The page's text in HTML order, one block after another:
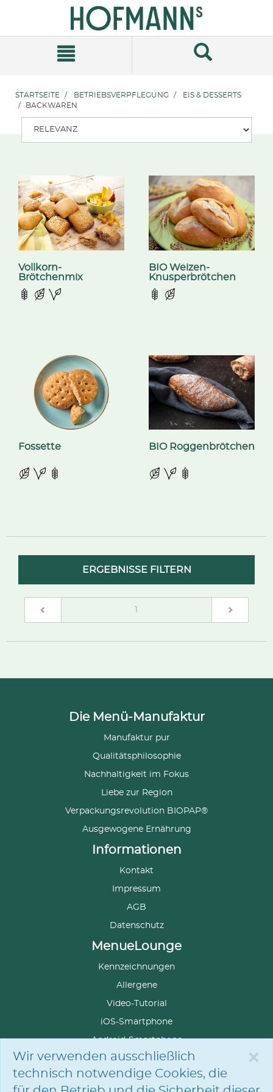
Navigationsmenü
×
Wir verwenden ausschließlich
technisch notwendige Cookies, die
STARTSEITE BETRIEBSVERPFLEGUNG
EIS & DESSERTS
BACKWAREN
Vollkorn-
Brötchenmix
BIO Weizen-
Knusperbrötchen
Fossette BIO Roggenbrötchen
ERGEBNISSE FILTERN
Die Menü-Manufaktur
Manufaktur pur
Qualitätsphilosophie
Nachhaltigkeit im Fokus
Liebe zur Region
Verpackungsrevolution BIOPAP®
Ausgewogene Ernährung
Informationen
Kontakt
Impressum
AGB
Datenschutz
MenueLounge
Kennzeichnungen
Allergene
Video-Tutorial
iOS-Smartphone
Android-Smartphone